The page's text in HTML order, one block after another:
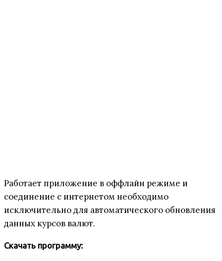
Работает приложение в оффлайн режиме и
соединение с интернетом необходимо
исключительно для автоматического обновления
данных курсов валют.
Скачать программу: